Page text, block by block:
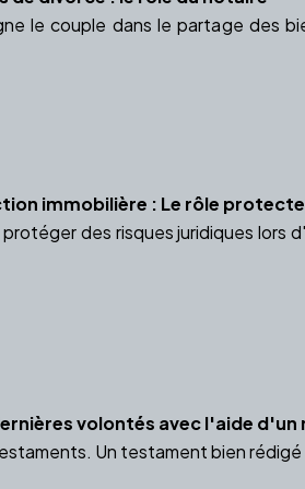
le couple dans le partage des
immobilière : Le rôle
des risques juridiques lors
volontés avec l'aide d'un
Un testament bien